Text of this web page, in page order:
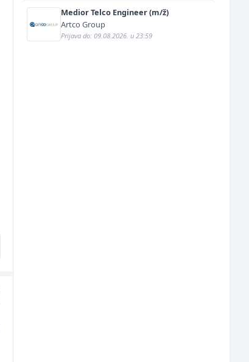
Medior Telco Engineer (m/ž)
Artco Group
Prijava do: 09.08.2026. u 23:59